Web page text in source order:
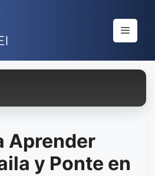
Menú
Aprender
y Ponte en